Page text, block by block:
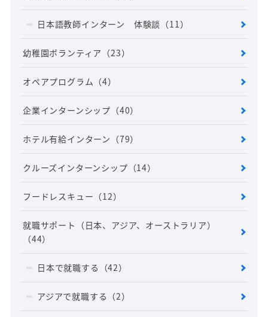
日本語教師インターン 体験談 （11）
幼稚園ボランティア （23）
オペアプログラム （4）
企業インターンシップ （40）
ホテル有給インターン （79）
クルーズインターンシップ （14）
フードレスキュー （12）
就職サポート（日本、アジア、オーストラリア）
（44）
日本で就職する （42）
アジアで就職する （2）